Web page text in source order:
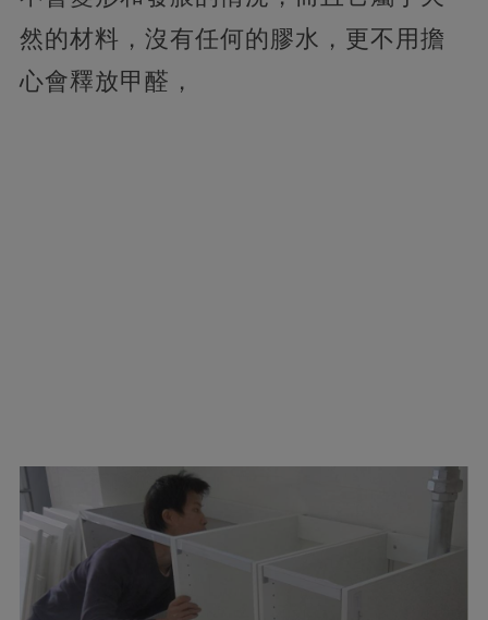
然的材料，沒有任何的膠水，更不用擔
心會釋放甲醛，